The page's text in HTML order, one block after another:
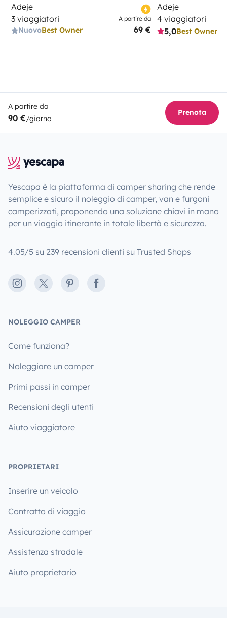
Adeje
3 viaggiatori
NuovoBest Owner
A partire da
69 €
Adeje
4 viaggiatori
5,0Best Owner
A partire da
90 €/giorno
Prenota
Yescapa è la piattaforma di camper sharing che rende
semplice e sicuro il noleggio di camper, van e furgoni
camperizzati, proponendo una soluzione chiavi in mano
per un viaggio itinerante in totale libertà e sicurezza.
4.05/5 su 239 recensioni clienti su Trusted Shops
Instagram
X PinterestFacebook
NOLEGGIO CAMPER
Come funziona?
Noleggiare un camper
Primi passi in camper
Recensioni degli utenti
Aiuto viaggiatore
PROPRIETARI
Inserire un veicolo
Contratto di viaggio
Assicurazione camper
Assistenza stradale
Aiuto proprietario